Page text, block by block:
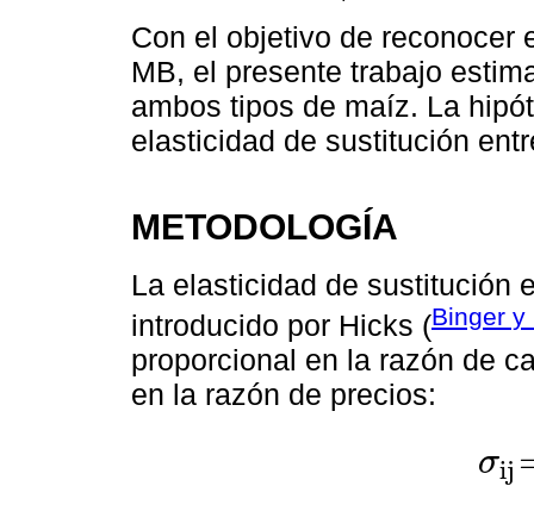
Con el objetivo de reconocer
MB, el presente trabajo
ambos tipos de maíz. La
elasticidad de sustitución
METODOLOGÍA
La elasticidad de sustitución
introducido por Hicks (Binger y
proporcional en la razón de
en la razón de precios:
σij
σij =dln(